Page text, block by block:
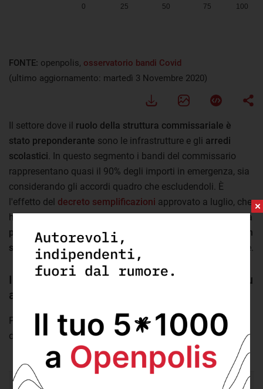
FONTE: openpolis, osservatorio bandi Covid
(ultimo aggiornamento: martedì 3 Novembre 2020)
Il settore dove il ruolo della struttura commissariale è
stato preponderante sono le infrastrutture e gli arredi
scolastici . In questo segmento i bandi del commissario
rappresentano quasi il 90% degli importi in emergenza, sia
considerando gli accordi quadro che escludendoli. È
l'effetto del decreto semplificazioni approvato a luglio, che
ha attribuitoalla struttura commissariale la responsabilità
per l’acquisizione dei materiali necessari alla riapertura in
sicurezza della scuola
, compresi i nuovi banchi e le sedute.
Il ruolo del commissario emerge soprattutto su
arredi scolastici, sanità e mascherine
Percentuale di importi messi a bando dalla struttura
del commissario all'emergenza Covid